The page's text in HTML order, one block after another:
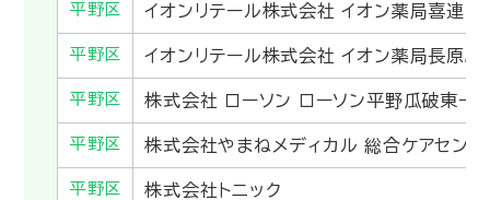
平野区 イオンリテール株式会社 イオン薬局喜連瓜
平野区 イオンリテール株式会社 イオン薬局長原駅
平野区 株式会社 ローソン ローソン平野瓜破東一
平野区 株式会社やまねメディカル 総合ケアセン
平野区 株式会社トニック